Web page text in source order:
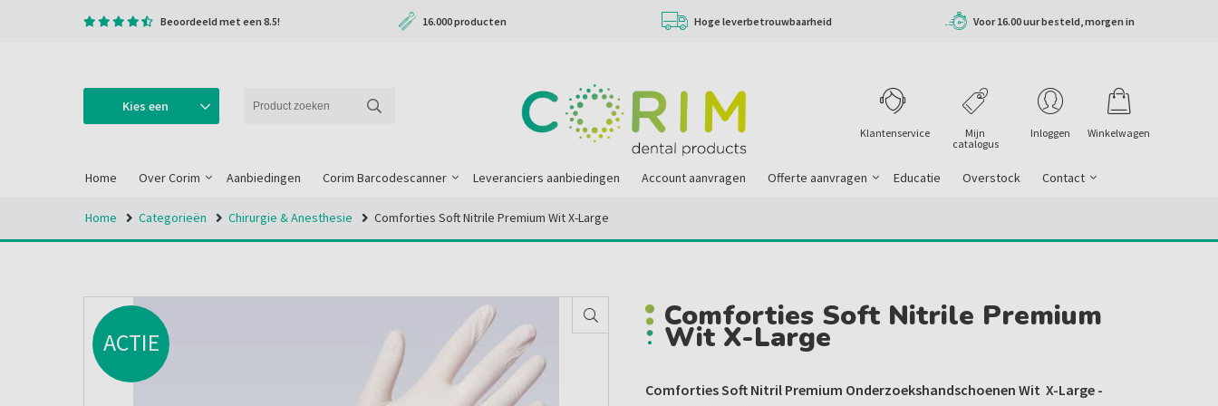
Beoordeeld met een 8.5! 16.000 producten Hoge leverbetrouwbaarheid Voor 16.00 uur besteld, morgen in
Kies een
Winkelwagen
Inloggen
Mijn
catalogus
Klantenservice
Home Over Corim Aanbiedingen Corim Barcodescanner Leveranciers aanbiedingen Account aanvragen Offerte aanvragen Educatie Overstock Contact
Home Categorieën Chirurgie & Anesthesie Comforties Soft Nitrile Premium Wit X-Large
ACTIE
Comforties Soft Nitrile Premium
Wit X-Large
Comforties Soft Nitril Premium Onderzoekshandschoenen Wit X-Large -